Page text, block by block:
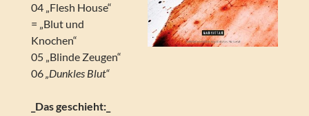
04 „Flesh House“
= „Blut und
Knochen“
05 „Blinde Zeugen“
06„Dunkles Blut“
_Das geschieht:_